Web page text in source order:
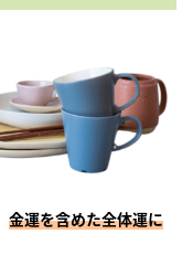
金運を含めた全体運に